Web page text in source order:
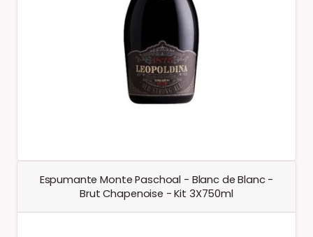
Espumante Monte Paschoal - Blanc de Blanc -
Brut Chapenoise - Kit 3X750ml